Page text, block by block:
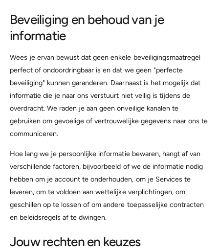
Beveiliging en behoud van je
informatie
Wees je ervan bewust dat geen enkele beveiligingsmaatregel
perfect of ondoordringbaar is en dat we geen "perfecte
beveiliging" kunnen garanderen. Daarnaast is het mogelijk dat
informatie die je naar ons verstuurt niet veilig is tijdens de
overdracht. We raden je aan geen onveilige kanalen te
gebruiken om gevoelige of vertrouwelijke gegevens naar ons te
communiceren.
Hoe lang we je persoonlijke informatie bewaren, hangt af van
verschillende factoren, bijvoorbeeld of we de informatie nodig
hebben om je account te onderhouden, om je Services te
leveren, om te voldoen aan wettelijke verplichtingen, om
geschillen op te lossen of om andere toepasselijke contracten
en beleidsregels af te dwingen.
Jouw rechten en keuzes